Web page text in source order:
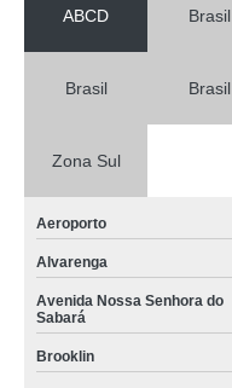
ABCD Brasil
Brasil Brasil
Zona Sul
Aeroporto
Alvarenga
Avenida Nossa Senhora do
Sabará
Brooklin